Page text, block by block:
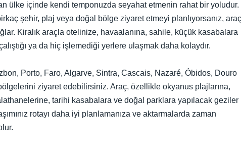
ülke içinde kendi temponuzda seyahat etmenin rahat bir yoludur.
şehir, plaj veya doğal bölge ziyaret etmeyi planlıyorsanız, araç
Kiralık araçla otelinize, havaalanına, sahile, küçük kasabalara
ya da hiç işlemediği yerlere ulaşmak daha kolaydır.
Porto, Faro, Algarve, Sintra, Cascais, Nazaré, Óbidos, Douro
ziyaret edebilirsiniz. Araç, özellikle okyanus plajlarına,
tarihi kasabalara ve doğal parklara yapılacak geziler
rotayı daha iyi planlamanıza ve aktarmalarda zaman